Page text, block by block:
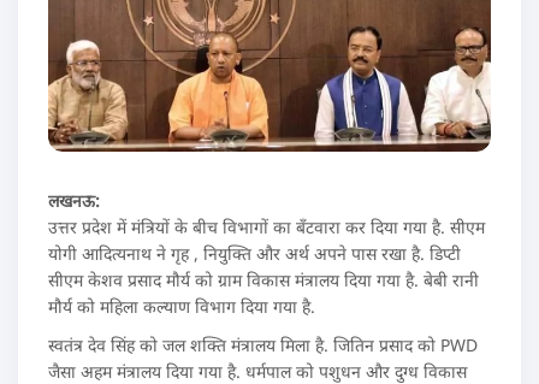
लखनऊ:
उत्तर प्रदेश में मंत्रियों के बीच विभागों का बँटवारा कर दिया गया है. सीएम
योगी आदित्यनाथ ने गृह , नियुक्ति और अर्थ अपने पास रखा है. डिप्टी
सीएम केशव प्रसाद मौर्य को ग्राम विकास मंत्रालय दिया गया है. बेबी रानी
मौर्य को महिला कल्याण विभाग दिया गया है.
स्वतंत्र देव सिंह को जल शक्ति मंत्रालय मिला है. जितिन प्रसाद को PWD
जैसा अहम मंत्रालय दिया गया है. धर्मपाल को पशुधन और दुग्ध विकास